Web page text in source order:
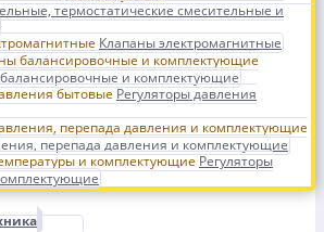
термостатические смесительные и
Клапаны электромагнитные
и комплектующие
Регуляторы давления
перепада давления и комплектующие
Регуляторы